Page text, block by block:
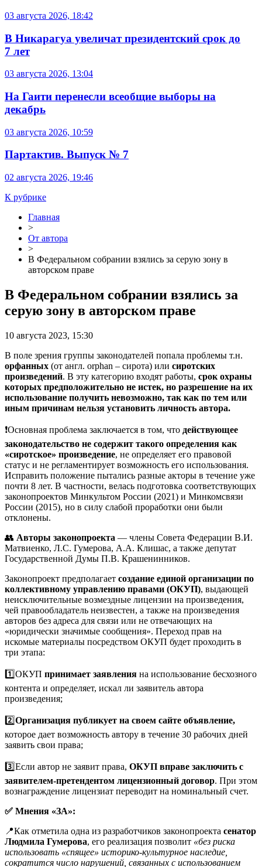
03 августа 2026, 18:42
В Никарагуа увеличат президентский срок до
7 лет
03 августа 2026, 13:04
На Гаити перенесли всеобщие выборы на
декабрь
03 августа 2026, 10:59
Партактив. Выпуск № 7
02 августа 2026, 19:46
К рубрике
Главная
>
От автора
>
В Федеральном собрании взялись за серую зону в
авторском праве
В Федеральном собрании взялись за
серую зону в авторском праве
10 августа 2023, 15:30
В поле зрения группы законодателей попала проблемы т.н.
орфанных (от англ. orphan – сирота) или сиротских
произведений. В эту категорию входят работы, срок охраны
которых предположительно не истек, но разрешение на их
использование получить невозможно, так как по тем или
иным причинам нельзя установить личность автора.
❗️Основная проблема заключается в том, что действующее
законодательство не содержит такого определения как
«сиротское» произведение, не определяет его правовой
статус и не регламентирует возможность его использования.
Исправить положение пытались разные акторы в течение уже
почти 8 лет. В частности, велась подготовка соответствующих
законопроектов Минкультом России (2021) и Минкомсвязи
России (2015), но в силу слабой проработки они были
отклонены.
👥 Авторы законопроекта — члены Совета Федерации В.И.
Матвиенко, Л.С. Гумерова, А.А. Клишас, а также депутат
Государственной Думы П.В. Крашенинников.
Законопроект предполагает создание единой организации по
коллективному управлению правами (ОКУП), выдающей
неисключительные возмездные лицензии на произведения,
чей правообладатель неизвестен, а также на произведения
авторов без адреса для связи или не отвечающих на
«юридически значимые сообщения». Переход прав на
искомые материалы посредством ОКУП будет проходить в
три этапа:
1️⃣ОКУП принимает заявления на использование бесхозного
контента и определяет, искал ли заявитель автора
произведения;
2️⃣Организация публикует на своем сайте объявление,
которое дает возможность автору в течение 30 рабочих дней
заявить свои права;
3️⃣Если автор не заявит права, ОКУП вправе заключить с
заявителем-претендентом лицензионный договор. При этом
вознаграждение лицензиат переводит на номинальный счет.
✅ Мнения «ЗА»:
📍Как отметила одна из разработчиков законопроекта сенатор
Людмила Гумерова, его реализация позволит «без риска
использовать «спящее» историко-культурное наследие,
сократится число нарушений, связанных с использованием